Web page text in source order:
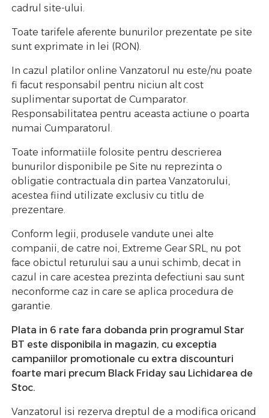
cadrul site-ului.
Toate tarifele aferente bunurilor prezentate pe site
sunt exprimate in lei (RON).
In cazul platilor online Vanzatorul nu este/nu poate
fi facut responsabil pentru niciun alt cost
suplimentar suportat de Cumparator.
Responsabilitatea pentru aceasta actiune o poarta
numai Cumparatorul.
Toate informatiile folosite pentru descrierea
bunurilor disponibile pe Site nu reprezinta o
obligatie contractuala din partea Vanzatorului,
acestea fiind utilizate exclusiv cu titlu de
prezentare.
Conform legii, produsele vandute unei alte
companii, de catre noi, Extreme Gear SRL, nu pot
face obictul returului sau a unui schimb, decat in
cazul in care acestea prezinta defectiuni sau sunt
neconforme caz in care se aplica procedura de
garantie.
Plata in 6 rate fara dobanda prin programul Star
BT este disponibila in magazin, cu exceptia
campaniilor promotionale cu extra discounturi
foarte mari precum Black Friday sau Lichidarea de
Stoc.
Vanzatorul isi rezerva dreptul de a modifica oricand